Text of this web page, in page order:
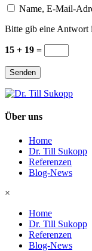
Name, E-Mail-
Bitte gib eine Antwort
15 + 19 =
Senden
Über uns
Home
Dr. Till Sukopp
Referenzen
Blog-News
×
Home
Dr. Till Sukopp
Referenzen
Blog-News